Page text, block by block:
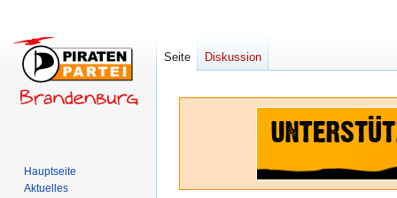
Seite Diskussion
Hauptseite
Aktuelles